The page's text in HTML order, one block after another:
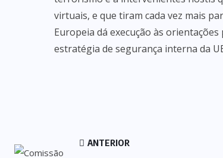
virtuais, e que tiram cada vez mais
Europeia dá execução às
estratégia de segurança interna da
ANTERIOR